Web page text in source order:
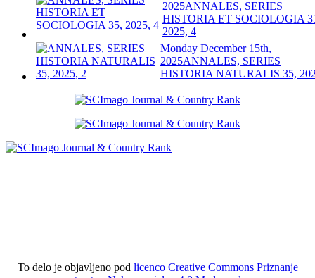
2025ANNALES, SERIES
HISTORIA ET SOCIOLOGIA
2025, 4
Monday December 15th,
2025ANNALES, SERIES
HISTORIA NATURALIS 35,
To delo je objavljeno pod licenco Creative Commons Priznanje